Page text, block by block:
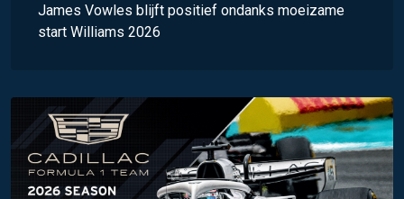
James Vowles blijft positief ondanks moeizame
start Williams 2026